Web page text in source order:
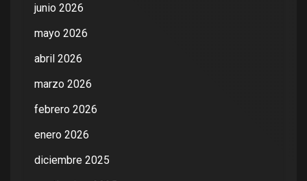
junio 2026
mayo 2026
abril 2026
marzo 2026
febrero 2026
enero 2026
diciembre 2025